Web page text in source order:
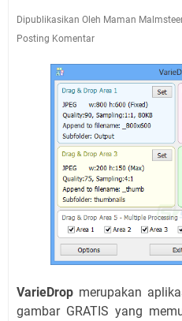
Dipublikasikan Oleh Maman
Posting Komentar
VarieDrop merupakan
gambar GRATIS yang